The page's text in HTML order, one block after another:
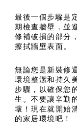
最後一個步驟是
期檢查牆壁，並
修補破損的部分
擦拭牆壁表面。
無論您是新裝修
環境整潔和持久
步驟，以確保您
生。不要讓辛勤
壞！現在就開始
的家居環境吧！